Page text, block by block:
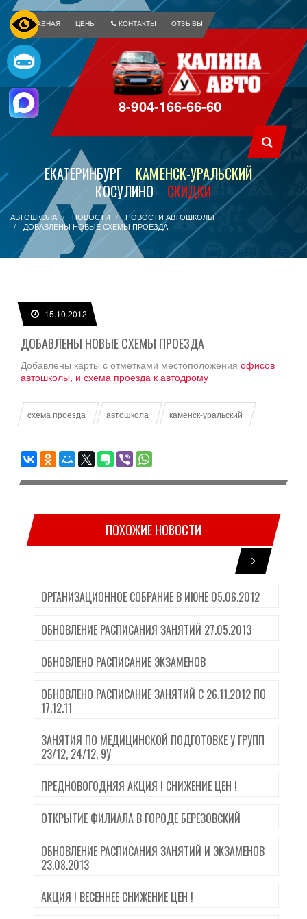
ГЛАВНАЯ ЦЕНЫ КОНТАКТЫ ОТЗЫВЫ
8-904-166-66-60
ЕКАТЕРИНБУРГ
КАМЕНСК-УРАЛЬСКИЙ
КОСУЛИНО
СКИДКИ
АВТОШКОЛА НОВОСТИ
НОВОСТИ АВТОШКОЛЫ
ДОБАВЛЕНЫ НОВЫЕ СХЕМЫ ПРОЕЗДА
15.10.2012
ДОБАВЛЕНЫ НОВЫЕ СХЕМЫ ПРОЕЗДА
Добавлены карты с отметками местоположения офисов
автошколы, и схема проезда к автодрому
схема проезда автошкола каменск-уральский
ПОХОЖИЕ НОВОСТИ
ОРГАНИЗАЦИОННОЕ СОБРАНИЕ В ИЮНЕ 05.06.2012
ОБНОВЛЕНИЕ РАСПИСАНИЯ ЗАНЯТИЙ 27.05.2013
ОБНОВЛЕНО РАСПИСАНИЕ ЭКЗАМЕНОВ
ОБНОВЛЕНО РАСПИСАНИЕ ЗАНЯТИЙ С 26.11.2012 ПО
17.12.11
ЗАНЯТИЯ ПО МЕДИЦИНСКОЙ ПОДГОТОВКЕ У ГРУПП
23/12, 24/12, 9У
ПРЕДНОВОГОДНЯЯ АКЦИЯ ! СНИЖЕНИЕ ЦЕН !
ОТКРЫТИЕ ФИЛИАЛА В ГОРОДЕ БЕРЕЗОВСКИЙ
ОБНОВЛЕНИЕ РАСПИСАНИЯ ЗАНЯТИЙ И ЭКЗАМЕНОВ
23.08.2013
АКЦИЯ ! ВЕСЕННЕЕ СНИЖЕНИЕ ЦЕН !